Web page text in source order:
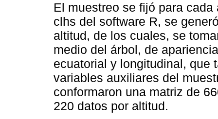
El muestreo se fijó para
clhs del software R, se
altitud, de los cuales, se
medio del árbol, de
ecuatorial y longitudinal, que
variables auxiliares del
conformaron una matriz de
220 datos por altitud.